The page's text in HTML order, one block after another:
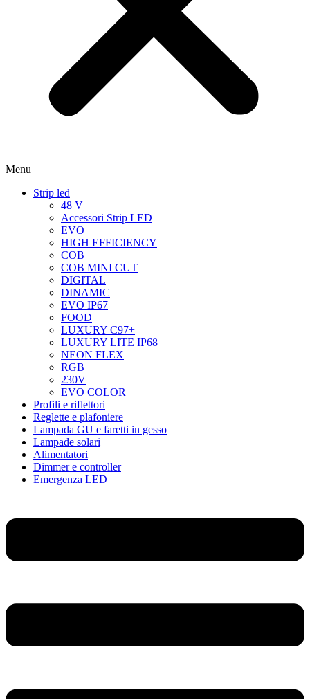
Menu
Strip led
48 V
Accessori Strip LED
EVO
HIGH EFFICIENCY
COB
COB MINI CUT
DIGITAL
DINAMIC
EVO IP67
FOOD
LUXURY C97+
LUXURY LITE IP68
NEON FLEX
RGB
230V
EVO COLOR
Profili e riflettori
Reglette e plafoniere
Lampada GU e faretti in gesso
Lampade solari
Alimentatori
Dimmer e controller
Emergenza LED